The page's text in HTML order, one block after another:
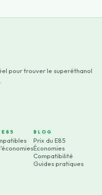
pour trouver le superéthanol
E85 BLOG
Prix du E85
Économies
Compatibilité
Guides pratiques